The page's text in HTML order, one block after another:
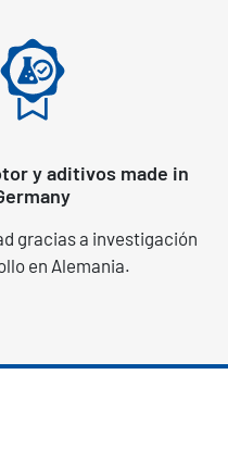
y aditivos made in
gracias a investigación
en Alemania.